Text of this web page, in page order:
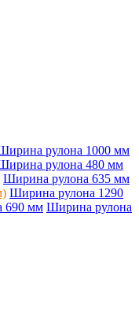
рулона 1000 мм
рулона 480 мм
Ширина рулона 635 мм
Ширина рулона 1290
690 мм Ширина рулона